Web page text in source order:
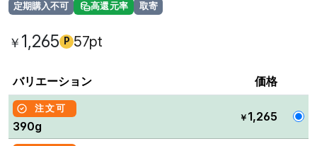
定期購入不可 高還元率 取寄
￥ 1,265 P 57pt
バリエーション 価格
注文可
390g
￥ 1,265